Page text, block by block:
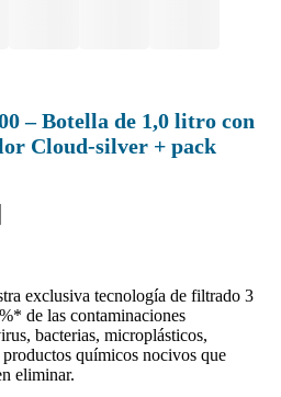
– Botella de 1,0 litro con
Cloud-silver + pack
exclusiva tecnología de filtrado 3
de las contaminaciones
bacterias, microplásticos,
químicos nocivos que
eliminar.